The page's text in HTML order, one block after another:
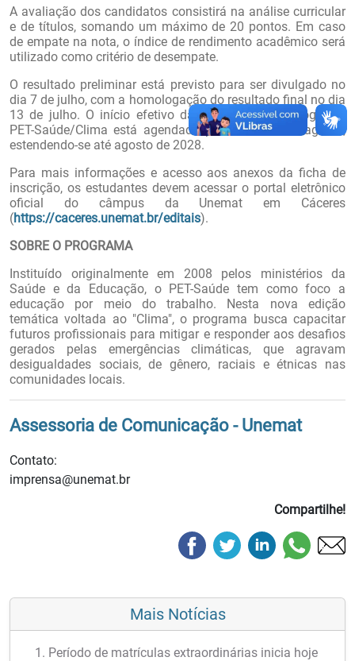
A avaliação dos candidatos consistirá na análise curricular
e de títulos, somando um máximo de 20 pontos. Em caso
de empate na nota, o índice de rendimento acadêmico será
utilizado como critério de desempate.
O resultado preliminar está previsto para ser divulgado no
dia 7 de julho, com a homologação do resultado final no dia
13 de julho. O início efetivo das atividades do Programa
PET-Saúde/Clima está agendado para o dia 3 de agosto,
estendendo-se até agosto de 2028.
Para mais informações e acesso aos anexos da ficha de
inscrição, os estudantes devem acessar o portal eletrônico
oficial do câmpus da Unemat em Cáceres
(https://caceres.unemat.br/editais).
SOBRE O PROGRAMA
Instituído originalmente em 2008 pelos ministérios da
Saúde e da Educação, o PET-Saúde tem como foco a
educação por meio do trabalho. Nesta nova edição
temática voltada ao "Clima", o programa busca capacitar
futuros profissionais para mitigar e responder aos desafios
gerados pelas emergências climáticas, que agravam
desigualdades sociais, de gênero, raciais e étnicas nas
comunidades locais.
Assessoria de Comunicação - Unemat
Contato:
imprensa@unemat.br
Compartilhe!
Mais Notícias
Período de matrículas extraordinárias inicia hoje